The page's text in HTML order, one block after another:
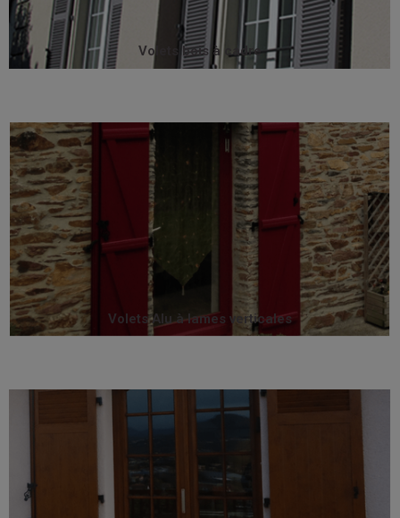
Volets bois à cadre
Volets bois à cadre
Volets Alu à lames verticales
Volets Alu à lames verticales
Les volets aluminium à lames verticales Sothoferm
offrent un niveau de finition qui les rendent
incomparables : U périphérique, profilé exclusif...
Teintés dans la masse ou plaxés, ils offrent un vrai choix
de coloris résistant à la lumière et au temps, et habillent
avec élégance votre façade.